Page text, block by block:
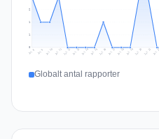
1
1
2
Jul 8 Jul 9 Jul 10 Jul 11 Jul 12 Jul 13 Jul 14 Jul 15 Jul 16 Jul 17 Jul 18 Jul 19 Jul 20 Jul 21 Jul 22
Globalt antal rapporter